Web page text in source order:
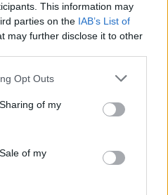
This information may
parties on the IAB’s List of
may further disclose it to other
Opt Outs
of my
of my
la guitare chez
MP3 sur
MP3 ou trouver le CD sur
CD sur
ou une partition au